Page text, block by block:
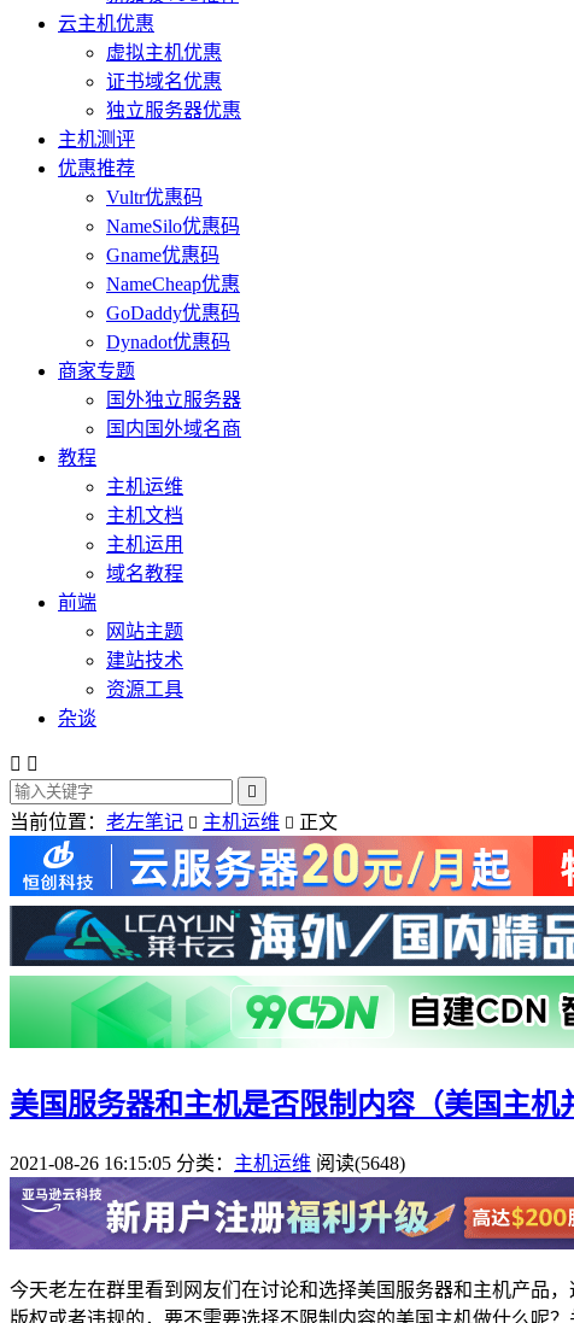
云主机优惠
虚拟主机优惠
证书域名优惠
独立服务器优惠
主机测评
优惠推荐
Vultr优惠码
NameSilo优惠码
Gname优惠码
NameCheap优惠
GoDaddy优惠码
Dynadot优惠码
商家专题
国外独立服务器
国内国外域名商
教程
主机运维
主机文档
主机运用
域名教程
前端
网站主题
建站技术
资源工具
杂谈
 

当前位置： 老左笔记  主机运维  正文
美国服务器和主机是否限制内容（美国主机
2021-08-26 16:15:05 分类： 主机运维 阅读(5648)
今天老左在群里看到网友们在讨论和选择美国服务器和主机产品
版权或者违规的，要不需要选择不限制内容的美国主机做什么呢